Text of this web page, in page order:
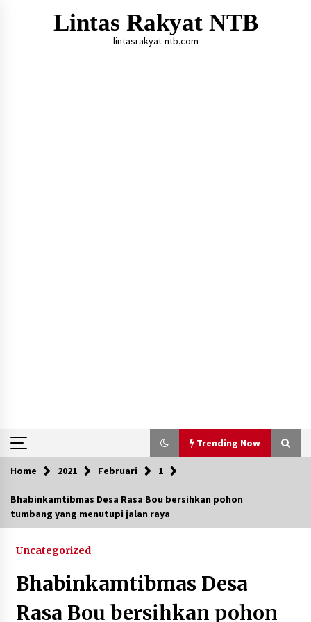
Lintas Rakyat NTB
lintasrakyat-ntb.com
Trending Now
Trending Now
Aksi Penggerebekan Pengedar Sabu di Dompu,
2 tahun ago
Polsek Kempo Serahkan ODGJ ke Ketua DPRD
3 hari ago
Home 2021 Februari 1
Bhabinkamtibmas Desa Rasa Bou bersihkan pohon
tumbang yang menutupi jalan raya
Uncategorized
Bhabinkamtibmas Desa
Rasa Bou bersihkan pohon